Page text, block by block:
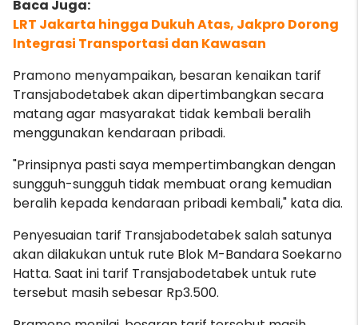
LRT Jakarta hingga Dukuh Atas, Jakpro Dorong
Integrasi Transportasi dan Kawasan
Pramono menyampaikan, besaran kenaikan tarif
Transjabodetabek akan dipertimbangkan secara
matang agar masyarakat tidak kembali beralih
menggunakan kendaraan pribadi.
"Prinsipnya pasti saya mempertimbangkan dengan
sungguh-sungguh tidak membuat orang kemudian
beralih kepada kendaraan pribadi kembali," kata dia.
Penyesuaian tarif Transjabodetabek salah satunya
akan dilakukan untuk rute Blok M-Bandara Soekarno
Hatta. Saat ini tarif Transjabodetabek untuk rute
tersebut masih sebesar Rp3.500.